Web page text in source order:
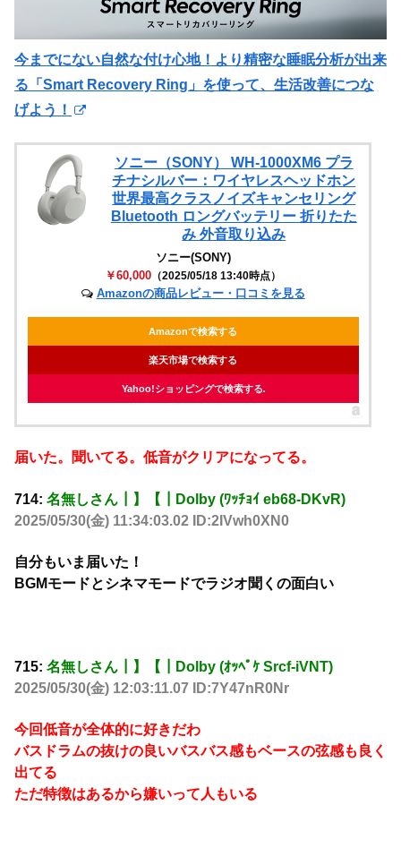
今までにない自然な付け心地！より精密な睡眠分析が出来
る「Smart Recovery Ring」を使って、生活改善につな
げよう！
ソニー（SONY） WH-1000XM6 プラ
チナシルバー：ワイヤレスヘッドホン
世界最高クラスノイズキャンセリング
Bluetooth ロングバッテリー 折りたた
み 外音取り込み
ソニー(SONY)
￥60,000 （2025/05/18 13:40時点）
Amazonの商品レビュー・口コミを見る
Amazonで検索する
楽天市場で検索する
Yahoo!ショッピングで検索する
届いた。聞いてる。低音がクリアになってる。
714: 名無しさん┃】【┃Dolby (ﾜｯﾁｮｲ eb68-DKvR)
2025/05/30(金) 11:34:03.02 ID:2IVwh0XN0
自分もいま届いた！
BGMモードとシネマモードでラジオ聞くの面白い
715: 名無しさん┃】【┃Dolby (ｵｯﾍﾟｹ Srcf-iVNT)
2025/05/30(金) 12:03:11.07 ID:7Y47nR0Nr
今回低音が全体的に好きだわ
バスドラムの抜けの良いバスバス感もベースの弦感も良く
出てる
ただ特徴はあるから嫌いって人もいる